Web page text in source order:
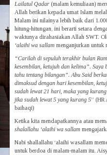
Lailatul Qadar (malam kemuliaan)
Allah berikan kepada umat Islam
Malam ini nilainya lebih baik dari
hitung-hitungan, ini berarti setara
waktunya dirahasiakan Allah SWT.
‘alaihi wa sallam menganjurkan untuk
“Carilah di sepuluh terakhir bulan
kesembilan, ketujuh dan kelima”.
tahu tentang bilangan”. Abu Said
dimaksud dengan hari kesembilan,
sudah lewat 21 hari, maka yang
jika sudah lewat 5 yang kurang 5” (HR
baihaqi)
Ketika kita mendapatkannya atau
shalallahu ‘alaihi wa sallam
Nabi shallallahu ‘alaihi wasallam
untuk berdoa di malam-malam itu.